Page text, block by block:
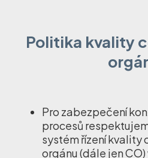
Politika kvality
Pro zabezpečení
procesů
systém řízení kvality
orgánu (dále jen